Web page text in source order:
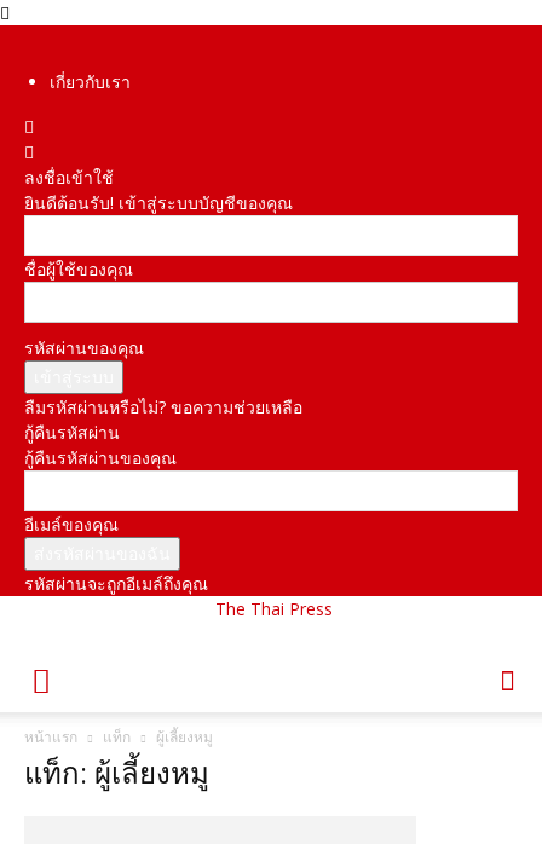
เกี่ยวกับเรา
ลงชื่อเข้าใช้
ยินดีต้อนรับ! เข้าสู่ระบบบัญชีของคุณ
ชื่อผู้ใช้ของคุณ
รหัสผ่านของคุณ
ลืมรหัสผ่านหรือไม่? ขอความช่วยเหลือ
กู้คืนรหัสผ่าน
กู้คืนรหัสผ่านของคุณ
อีเมล์ของคุณ
รหัสผ่านจะถูกอีเมล์ถึงคุณ
The Thai Press
หน้าแรก แท็ก ผู้เลี้ยงหมู
แท็ก: ผู้เลี้ยงหมู